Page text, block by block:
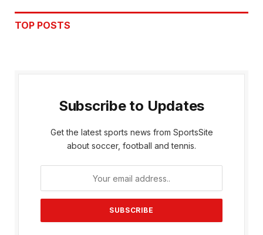
TOP POSTS
Subscribe to Updates
Get the latest sports news from SportsSite
about soccer, football and tennis.